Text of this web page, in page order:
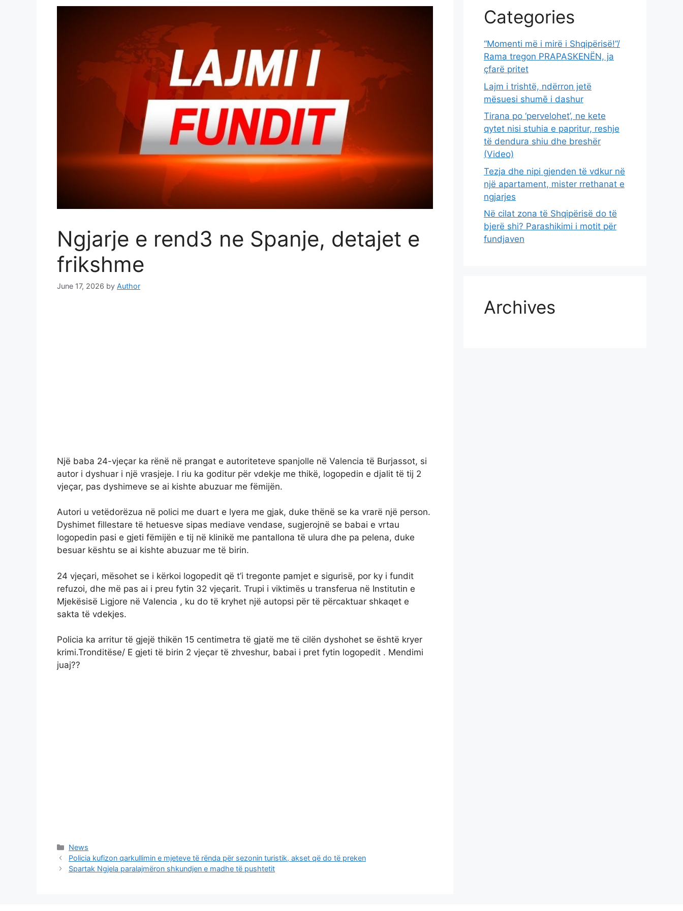
Ngjarje e rend3 ne Spanje, detajet e
frikshme
June 17, 2026 by Author
Një baba 24-vjeçar ka rënë në prangat e autoriteteve spanjolle në Valencia të Burjassot, si
autor i dyshuar i një vrasjeje. I riu ka goditur për vdekje me thikë, logopedin e djalit të tij 2
vjeçar, pas dyshimeve se ai kishte abuzuar me fëmijën.
Autori u vetëdorëzua në polici me duart e lyera me gjak, duke thënë se ka vrarë një person.
Dyshimet fillestare të hetuesve sipas mediave vendase, sugjerojnë se babai e vrtau
logopedin pasi e gjeti fëmijën e tij në klinikë me pantallona të ulura dhe pa pelena, duke
besuar kështu se ai kishte abuzuar me të birin.
24 vjeçari, mësohet se i kërkoi logopedit që t’i tregonte pamjet e sigurisë, por ky i fundit
refuzoi, dhe më pas ai i preu fytin 32 vjeçarit. Trupi i viktimës u transferua në Institutin e
Mjekësisë Ligjore në Valencia , ku do të kryhet një autopsi për të përcaktuar shkaqet e
sakta të vdekjes.
Policia ka arritur të gjejë thikën 15 centimetra të gjatë me të cilën dyshohet se është kryer
krimi.Tronditëse/ E gjeti të birin 2 vjeçar të zhveshur, babai i pret fytin logopedit . Mendimi
juaj??
Categories
News
Policia kufizon qarkullimin e mjeteve të rënda për sezonin turistik, akset që do të preken
Spartak Ngjela paralajmëron shkundjen e madhe të pushtetit
Categories
“Momenti më i mirë i Shqipërisë!”/
Rama tregon PRAPASKENËN, ja
çfarë pritet
Lajm i trishtë, ndërron jetë
mësuesi shumē i dashur
Tirana po ‘pervelohet’, ne kete
qytet nisi stuhia e papritur, reshje
të dendura shiu dhe breshër
(Video)
Tezja dhe nipi gjenden të vdkur në
një apartament, mister rrethanat e
ngjarjes
Në cilat zona të Shqipërisë do të
bjerë shi? Parashikimi i motit për
fundjaven
Archives